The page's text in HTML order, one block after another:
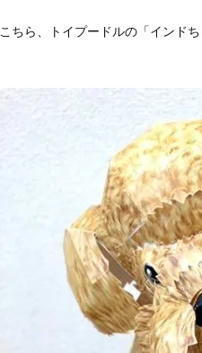
こちら、トイプードルの「インドち